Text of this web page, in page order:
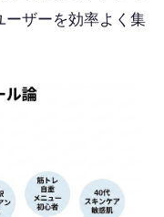
ーザーを効率よく集